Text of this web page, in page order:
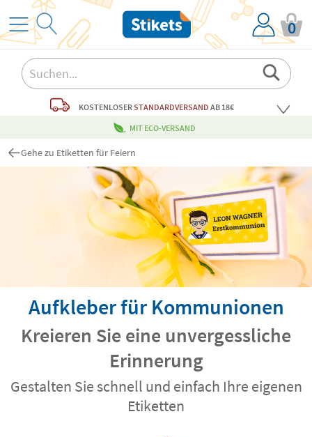
0
KOSTENLOSERSTANDARDVERSAND AB 18€
MIT ECO-VERSAND
Gehe zu Etiketten für Feiern
Aufkleber für Kommunionen
Kreieren Sie eine unvergessliche
Erinnerung
Gestalten Sie schnell und einfach Ihre eigenen
Etiketten